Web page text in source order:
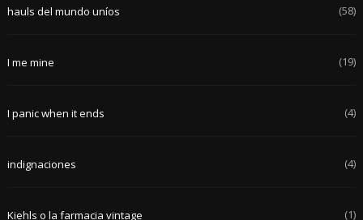
hauls del mundo uníos (58)
I me mine (19)
I panic when it ends (4)
indignaciones (4)
Kiehls o la farmacia vintage (1)